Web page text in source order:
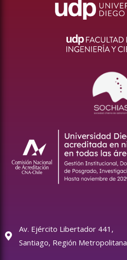
Av. Ejército Libertador 441,
Santiago, Región Metropolitana